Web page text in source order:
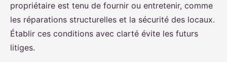
propriétaire est tenu de fournir ou entretenir, comme
les réparations structurelles et la sécurité des locaux.
Établir ces conditions avec clarté évite les futurs
litiges.